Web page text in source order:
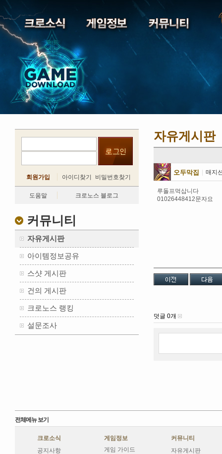
회원가입 아이디찾기 비밀번호찾기
도움말 크로노스 블로그
커뮤니티
자유게시판
아이템정보공유
스샷 게시판
건의 게시판
크로노스 랭킹
설문조사
자유게시판
오두막집 매지
루돌프먹삽니다
01026448412문자요
덧글 0개
전체메뉴 보기
크로소식
공지사항
게임정보
게임 가이드
커뮤니티
자유게시판